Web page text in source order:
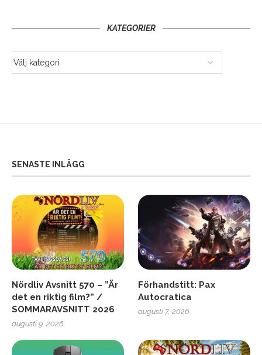
KATEGORIER
SENASTE INLÄGG
Nördliv Avsnitt 570 – ”Är
det en riktig film?” /
SOMMARAVSNITT 2026
augusti 9, 2026
Förhandstitt: Pax
Autocratica
augusti 7, 2026